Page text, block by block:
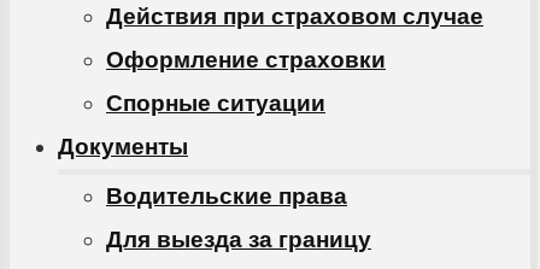
Действия при страховом случае
Оформление страховки
Спорные ситуации
Документы
Водительские права
Для выезда за границу